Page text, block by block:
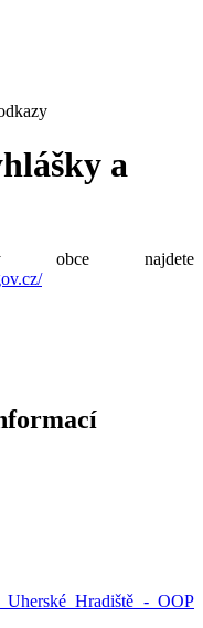
a
obce najdete
Hradiště - OOP